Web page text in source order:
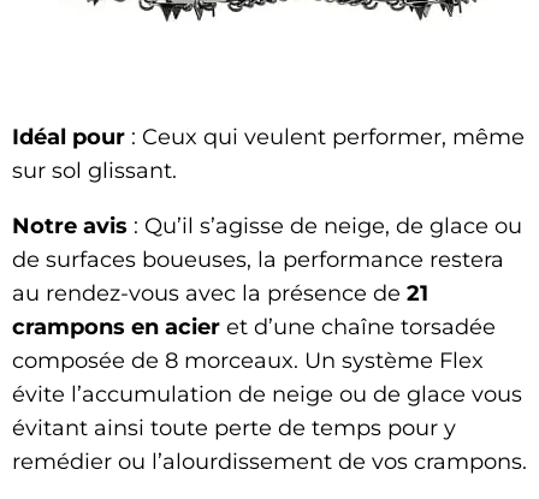
Idéal pour : Ceux qui veulent performer, même
sur sol glissant.
Notre avis : Qu’il s’agisse de neige, de glace ou
de surfaces boueuses, la performance restera
au rendez-vous avec la présence de 21
crampons en acier et d’une chaîne torsadée
composée de 8 morceaux. Un système Flex
évite l’accumulation de neige ou de glace vous
évitant ainsi toute perte de temps pour y
remédier ou l’alourdissement de vos crampons.